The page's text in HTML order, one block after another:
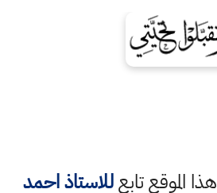
هذا الموقع تابعللاستاذ احمد